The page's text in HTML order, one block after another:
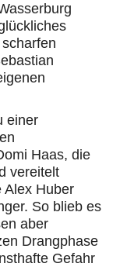
einer
Haas, die
vereitelt
Alex Huber
So blieb es
aber
Drangphase
Gefahr